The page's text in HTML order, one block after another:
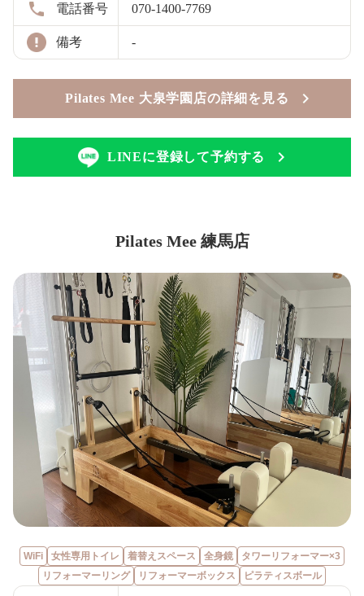
電話番号 070-1400-7769
備考 -
Pilates Mee 大泉学園店の詳細を見る
LINEに登録して予約する
Pilates Mee 練馬店
WiFi 女性専用トイレ 着替えスペース 全身鏡
タワーリフォーマー×3
リフォーマーリング
リフォーマーボックス ピラティスボール